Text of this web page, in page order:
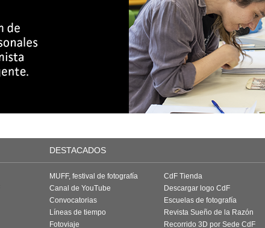
DESTACADOS
MUFF, festival de fotografía
Canal de YouTube
Convocatorias
Líneas de tiempo
Fotoviaje
CdF Tienda
Descargar logo CdF
Escuelas de fotografía
Revista Sueño de la Razón
Recorrido 3D por Sede CdF